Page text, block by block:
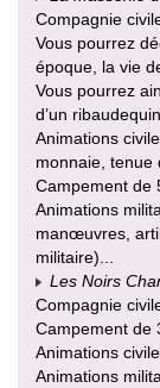
Compagnie
Vous pourrez
époque, la vie
Vous pourrez
d’un
Animations
monnaie, tenue
Campement de
Animations
manœuvres,
militaire)...
Les Noirs
Compagnie
Campement de
Animations
Animations